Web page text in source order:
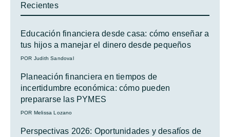
Recientes
Educación financiera desde casa: cómo enseñar a
tus hijos a manejar el dinero desde pequeños
POR Judith Sandoval
Planeación financiera en tiempos de
incertidumbre económica: cómo pueden
prepararse las PYMES
POR Melissa Lozano
Perspectivas 2026: Oportunidades y desafíos de